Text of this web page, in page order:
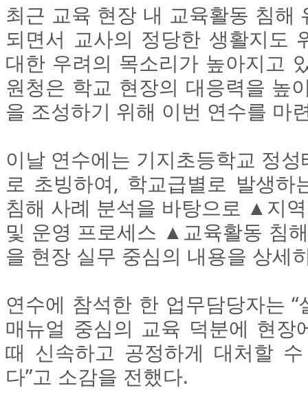
최근 교육 현장 내 교육활동 침해
되면서 교사의 정당한 생활지도
대한 우려의 목소리가 높아지고
원청은 학교 현장의 대응력을 높
을 조성하기 위해 이번 연수를 마
이날 연수에는 기지초등학교 정
로 초빙하여, 학교급별로 발생하
침해 사례 분석을 바탕으로 ▲지
및 운영 프로세스 ▲교육활동 침
을 현장 실무 중심의 내용을 상세
연수에 참석한 한 업무담당자는
매뉴얼 중심의 교육 덕분에 현장
때 신속하고 공정하게 대처할
다”고 소감을 전했다.